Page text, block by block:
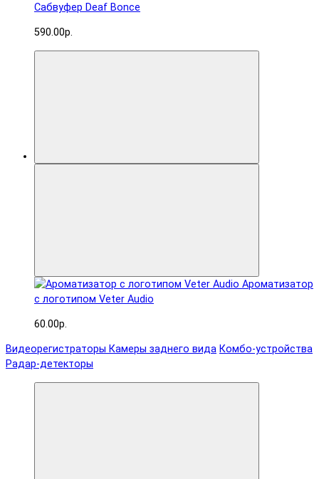
Сабвуфер Deaf Bonce
590.00р.
Ароматизатор
с логотипом Veter Audio
60.00р.
Видеорегистраторы Камеры заднего вида Комбо-устройства
Радар-детекторы